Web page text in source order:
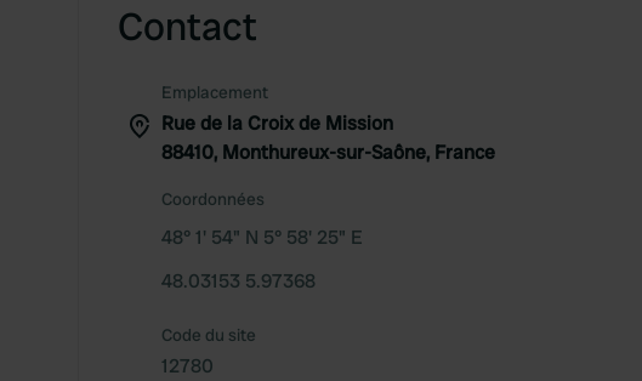
Contact
Emplacement
Rue de la Croix de Mission
88410, Monthureux-sur-Saône, France
Coordonnées
48° 1' 54" N 5° 58' 25" E
48.03153 5.97368
Code du site
12780